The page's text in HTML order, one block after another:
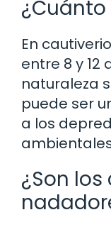
En
entre 8 y 12
naturaleza
puede ser
a los
¿Son